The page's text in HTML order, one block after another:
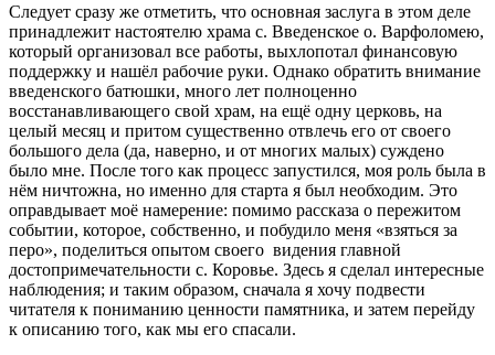
Следует сразу же отметить, что основная заслуга в этом деле
принадлежит настоятелю храма с. Введенское о. Варфоломею,
который организовал все работы, выхлопотал финансовую
поддержку и нашёл рабочие руки. Однако обратить внимание
введенского батюшки, много лет полноценно
восстанавливающего свой храм, на ещё одну церковь, на
целый месяц и притом существенно отвлечь его от своего
большого дела (да, наверно, и от многих малых) суждено
было мне. После того как процесс запустился, моя роль была в
нём ничтожна, но именно для старта я был необходим. Это
оправдывает моё намерение: помимо рассказа о пережитом
событии, которое, собственно, и побудило меня «взяться за
перо», поделиться опытом своего видения главной
достопримечательности с. Коровье. Здесь я сделал интересные
наблюдения; и таким образом, сначала я хочу подвести
читателя к пониманию ценности памятника, и затем перейду
к описанию того, как мы его спасали.